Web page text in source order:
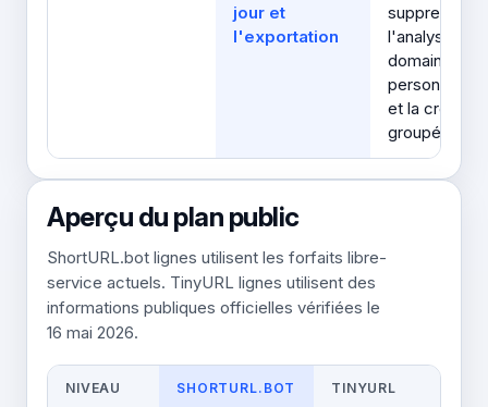
jour et
l'exportation
suppression,
l'analyse, les
domaines
et la création
groupée
Aperçu du plan public
ShortURL.bot lignes utilisent les forfaits libre-
service actuels. TinyURL lignes utilisent des
informations publiques officielles vérifiées le
16 mai 2026.
NIVEAU SHORTURL.BOT TINYURL